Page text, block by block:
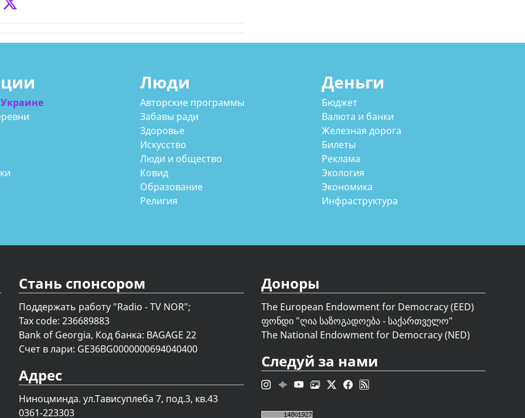
Люди
Авторские программы
Забавы ради
Здоровье
Искусство
Люди и общество
Ковид
Образование
Религия
Деньги
Бюджет
Валюта и банки
Железная дорога
Билеты
Реклама
Экология
Экономика
Инфраструктура
Стань спонсором
Поддержать работу "Radio - TV NOR";
Tax code: 236689883
Bank of Georgia, Код банка: BAGAGE 22
Счет в лари: GE36BG0000000694040400
Адрес
Ниноцминда. ул.Тависуплеба 7, под.3, кв.43
0361-223303
Доноры
The European Endowment for Democracy (EED)
ფონდი "ღია საზოგადოება - საქართველო"
The National Endowment for Democracy (NED)
Следуй за нами